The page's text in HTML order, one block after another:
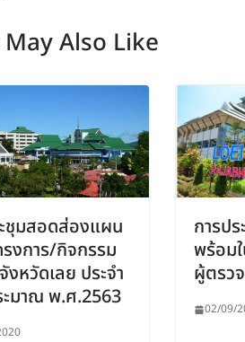
May Also Like
ชุมสอดส่องแผน
งการ/กิจกรรม
หวัดเลย ประจำ
มาณ พ.ศ.2563
การป
พร้อม
ผู้ตรว
02/09/